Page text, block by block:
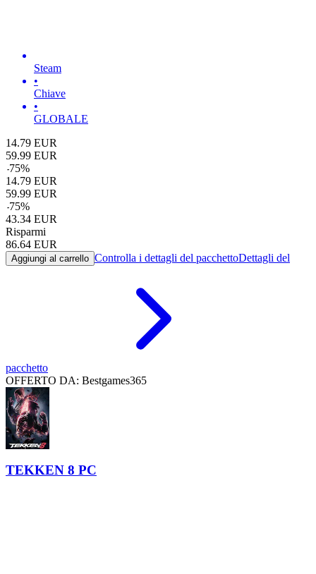
Steam
•
Chiave
•
GLOBALE
14.79 EUR
59.99 EUR
-75%
14.79 EUR
59.99 EUR
-75%
43.34 EUR
Risparmi
86.64 EUR
Aggiungi al carrello Controlla i dettagli del pacchettoDettagli del
pacchetto
OFFERTO DA: Bestgames365
TEKKEN 8 PC